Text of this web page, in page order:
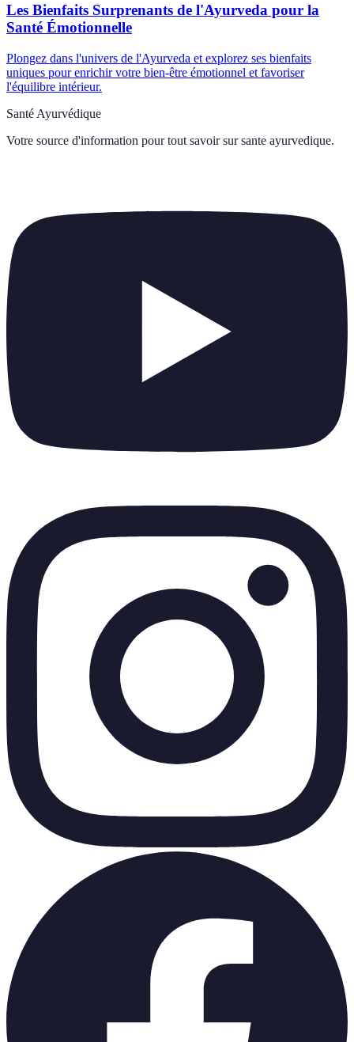
Les Bienfaits Surprenants de l'Ayurveda pour la
Santé Émotionnelle
Plongez dans l'univers de l'Ayurveda et explorez ses bienfaits
uniques pour enrichir votre bien-être émotionnel et favoriser
l'équilibre intérieur.
Santé Ayurvédique
Votre source d'information pour tout savoir sur sante ayurvedique.